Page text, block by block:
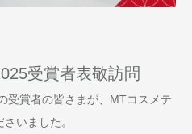
受賞者表敬訪問
受賞者の皆さまが、MTコスメテ
いました。